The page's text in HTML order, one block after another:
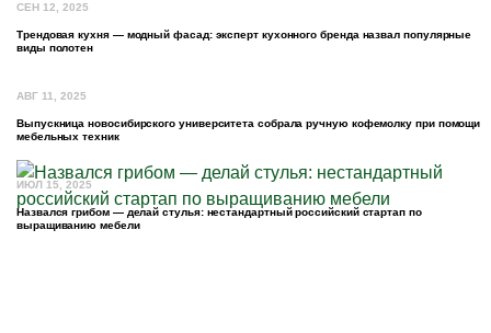
СЕН 12, 2025
Трендовая кухня — модный фасад: эксперт кухонного бренда назвал популярные
виды полотен
АВГ 11, 2025
Выпускница новосибирского университета собрала ручную кофемолку при помощи
мебельных техник
ИЮЛ 15, 2025
Назвался грибом — делай стулья: нестандартный российский стартап по
выращиванию мебели